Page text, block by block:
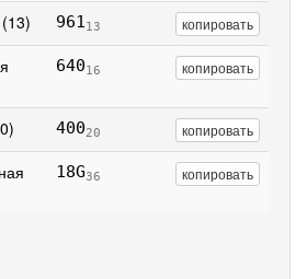
96113 копировать
64016 копировать
40020 копировать
18G36 копировать